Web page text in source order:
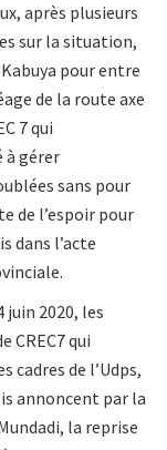
après plusieurs
sur la situation,
pour entre
de la route axe
7 qui
à gérer
sans pour
de l’espoir pour
dans l’acte
juin 2020, les
CREC7 qui
cadres de l’Udps,
annoncent par la
la reprise